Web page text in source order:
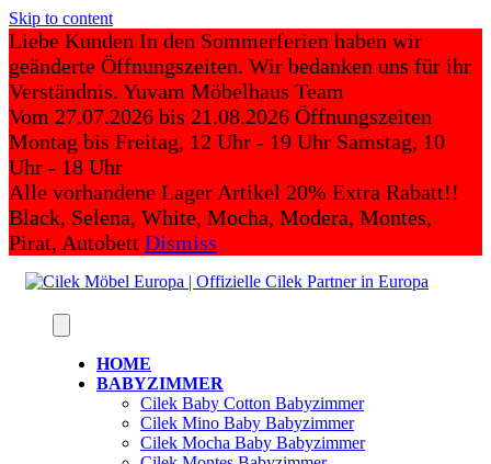
Skip to content
Liebe Kunden In den Sommerferien haben wir
geänderte Öffnungszeiten. Wir bedanken uns für ihr
Verständnis. Yuvam Möbelhaus Team
Vom 27.07.2026 bis 21.08.2026 Öffnungszeiten
Montag bis Freitag, 12 Uhr - 19 Uhr Samstag, 10
Uhr - 18 Uhr
Alle vorhandene Lager Artikel 20% Extra Rabatt!!
Black, Selena, White, Mocha, Modera, Montes,
Pirat, Autobett Dismiss
HOME
BABYZIMMER
Cilek Baby Cotton Babyzimmer
Cilek Mino Baby Babyzimmer
Cilek Mocha Baby Babyzimmer